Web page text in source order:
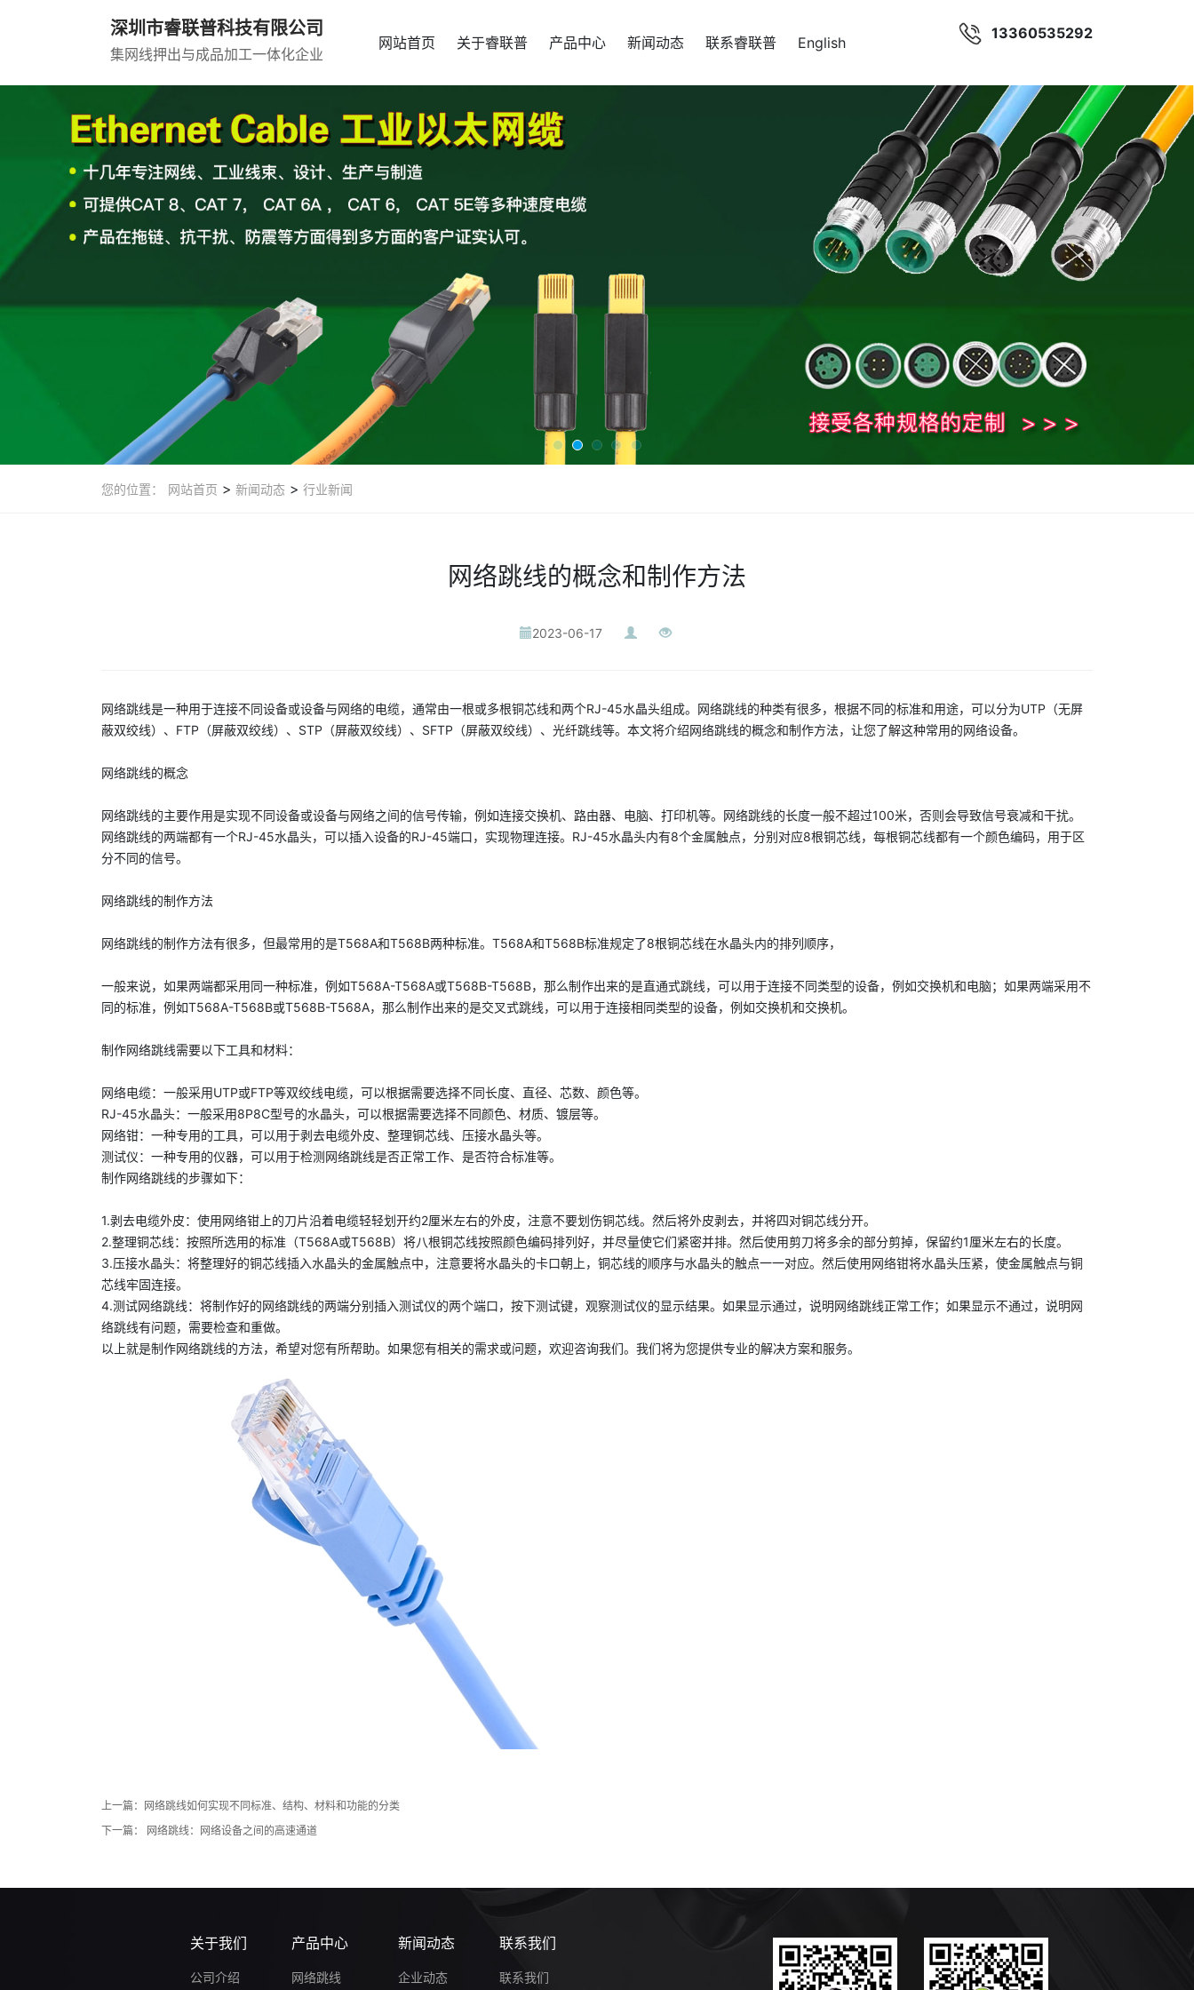
深圳市睿联普科技有限公司
集网线押出与成品加工一体化企业
网站首页 关于睿联普 产品中心 新闻动态 联系睿联普 English
13360535292
您的位置： 网站首页 > 新闻动态 > 行业新闻
网络跳线的概念和制作方法
2023-06-17
网络跳线是一种用于连接不同设备或设备与网络的电缆，通常由一根或多根铜芯线和两个RJ-45水晶头组成。网络跳线的种类有很多，根据不同的标准和用途，可以分为UTP（无屏
蔽双绞线）、FTP（屏蔽双绞线）、STP（屏蔽双绞线）、SFTP（屏蔽双绞线）、光纤跳线等。本文将介绍网络跳线的概念和制作方法，让您了解这种常用的网络设备。
网络跳线的概念
网络跳线的主要作用是实现不同设备或设备与网络之间的信号传输，例如连接交换机、路由器、电脑、打印机等。网络跳线的长度一般不超过100米，否则会导致信号衰减和干扰。
网络跳线的两端都有一个RJ-45水晶头，可以插入设备的RJ-45端口，实现物理连接。RJ-45水晶头内有8个金属触点，分别对应8根铜芯线，每根铜芯线都有一个颜色编码，用于区
分不同的信号。
网络跳线的制作方法
网络跳线的制作方法有很多，但最常用的是T568A和T568B两种标准。T568A和T568B标准规定了8根铜芯线在水晶头内的排列顺序，
一般来说，如果两端都采用同一种标准，例如T568A-T568A或T568B-T568B，那么制作出来的是直通式跳线，可以用于连接不同类型的设备，例如交换机和电脑；如果两端采用不
同的标准，例如T568A-T568B或T568B-T568A，那么制作出来的是交叉式跳线，可以用于连接相同类型的设备，例如交换机和交换机。
制作网络跳线需要以下工具和材料：
网络电缆：一般采用UTP或FTP等双绞线电缆，可以根据需要选择不同长度、直径、芯数、颜色等。
RJ-45水晶头：一般采用8P8C型号的水晶头，可以根据需要选择不同颜色、材质、镀层等。
网络钳：一种专用的工具，可以用于剥去电缆外皮、整理铜芯线、压接水晶头等。
测试仪：一种专用的仪器，可以用于检测网络跳线是否正常工作、是否符合标准等。
制作网络跳线的步骤如下：
1.剥去电缆外皮：使用网络钳上的刀片沿着电缆轻轻划开约2厘米左右的外皮，注意不要划伤铜芯线。然后将外皮剥去，并将四对铜芯线分开。
2.整理铜芯线：按照所选用的标准（T568A或T568B）将八根铜芯线按照颜色编码排列好，并尽量使它们紧密并排。然后使用剪刀将多余的部分剪掉，保留约1厘米左右的长度。
3.压接水晶头：将整理好的铜芯线插入水晶头的金属触点中，注意要将水晶头的卡口朝上，铜芯线的顺序与水晶头的触点一一对应。然后使用网络钳将水晶头压紧，使金属触点与铜
芯线牢固连接。
4.测试网络跳线：将制作好的网络跳线的两端分别插入测试仪的两个端口，按下测试键，观察测试仪的显示结果。如果显示通过，说明网络跳线正常工作；如果显示不通过，说明网
络跳线有问题，需要检查和重做。
以上就是制作网络跳线的方法，希望对您有所帮助。如果您有相关的需求或问题，欢迎咨询我们。我们将为您提供专业的解决方案和服务。
上一篇：
网络跳线如何实现不同标准、结构、材料和功能的分类
下一篇：
网络跳线：网络设备之间的高速通道
关于我们
公司介绍
产品中心
网络跳线
新闻动态
企业动态
联系我们
联系我们